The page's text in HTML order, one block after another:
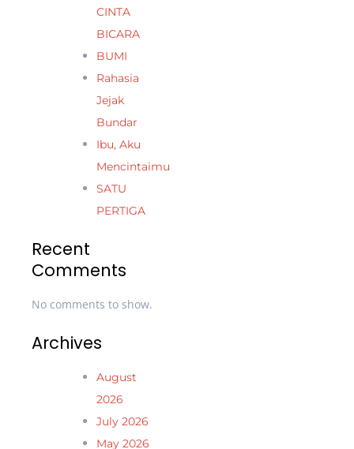
CINTA
BICARA
BUMI
Rahasia
Jejak
Bundar
Ibu, Aku
Mencintaimu
SATU
PERTIGA
Recent
Comments
No comments to show.
Archives
August
2026
July 2026
May 2026